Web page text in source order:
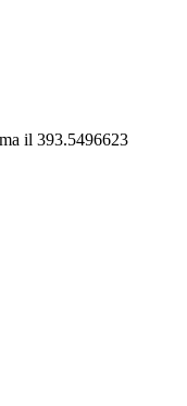
il 393.5496623